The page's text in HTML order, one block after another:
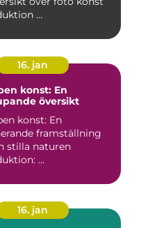
Introduktion ...
16. jan
konst: En
översikt
konst: En
framställning
stilla naturen
Introduktion: ...
16. jan